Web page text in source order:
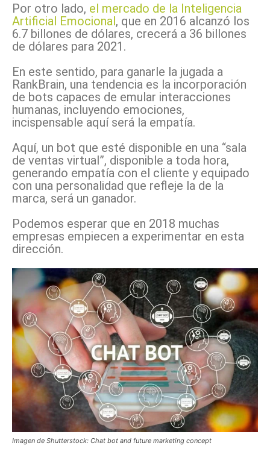
Por otro lado, el mercado de la Inteligencia
Artificial Emocional, que en 2016 alcanzó los
6.7 billones de dólares, crecerá a 36 billones
de dólares para 2021.
En este sentido, para ganarle la jugada a
RankBrain, una tendencia es la incorporación
de bots capaces de emular interacciones
humanas, incluyendo emociones,
incispensable aquí será la empatía.
Aquí, un bot que esté disponible en una “sala
de ventas virtual”, disponible a toda hora,
generando empatía con el cliente y equipado
con una personalidad que refleje la de la
marca, será un ganador.
Podemos esperar que en 2018 muchas
empresas empiecen a experimentar en esta
dirección.
Imagen de Shutterstock: Chat bot and future marketing concept